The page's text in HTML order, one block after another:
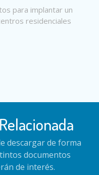
para implantar un
residenciales
descargar de forma
documentos
de interés.